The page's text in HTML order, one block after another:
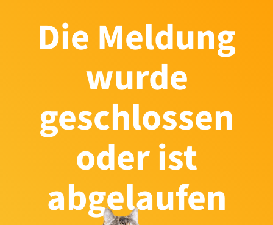
Die Meldung
wurde
geschlossen
oder ist
abgelaufen